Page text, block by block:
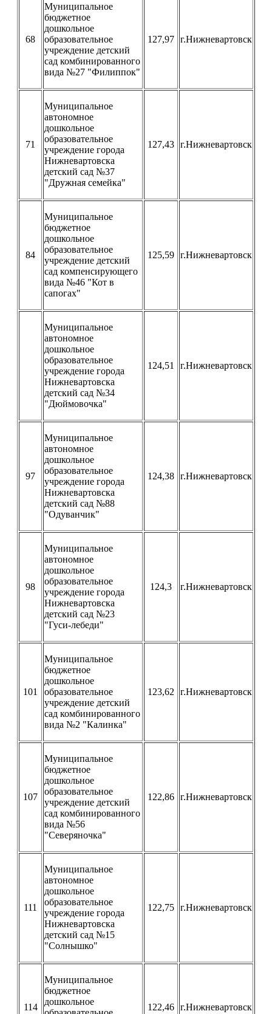
68
Муниципальное
бюджетное
дошкольное
образовательное
учреждение детский
сад комбинированного
вида №27 "Филиппок"
127,97 г.Нижневартовск
71
Муниципальное
автономное
дошкольное
образовательное
учреждение города
Нижневартовска
детский сад №37
"Дружная семейка"
127,43 г.Нижневартовск
84
Муниципальное
бюджетное
дошкольное
образовательное
учреждение детский
сад компенсирующего
вида №46 "Кот в
сапогах"
125,59 г.Нижневартовск
Муниципальное
автономное
дошкольное
образовательное
учреждение города
Нижневартовска
детский сад №34
"Дюймовочка"
124,51 г.Нижневартовск
97
Муниципальное
автономное
дошкольное
образовательное
учреждение города
Нижневартовска
детский сад №88
"Одуванчик"
124,38 г.Нижневартовск
98
Муниципальное
автономное
дошкольное
образовательное
учреждение города
Нижневартовска
детский сад №23
"Гуси-лебеди"
124,3 г.Нижневартовск
101
Муниципальное
бюджетное
дошкольное
образовательное
учреждение детский
сад комбинированного
вида №2 "Калинка"
123,62 г.Нижневартовск
107
Муниципальное
бюджетное
дошкольное
образовательное
учреждение детский
сад комбинированного
вида №56
"Северяночка"
122,86 г.Нижневартовск
111
Муниципальное
автономное
дошкольное
образовательное
учреждение города
Нижневартовска
детский сад №15
"Солнышко"
122,75 г.Нижневартовск
114
Муниципальное
бюджетное
дошкольное
122,46 г.Нижневартовск